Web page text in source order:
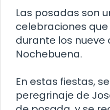
Las posadas son
celebraciones
durante los nueve
Nochebuena.
En estas fiestas,
peregrinaje de